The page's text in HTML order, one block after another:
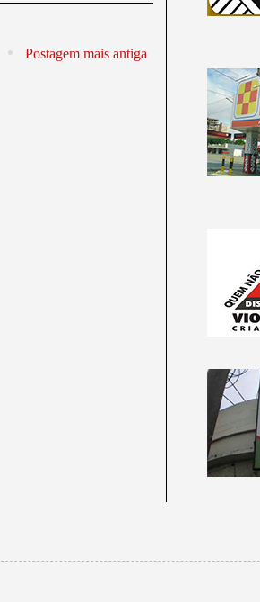
Postagem mais antiga